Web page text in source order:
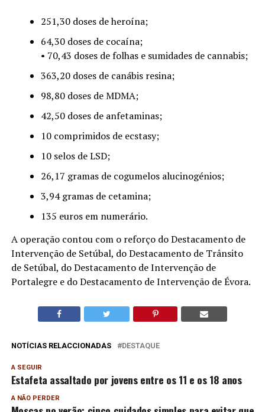
251,30 doses de heroína;
64,30 doses de cocaína;
• 70,43 doses de folhas e sumidades de cannabis;
363,20 doses de canábis resina;
98,80 doses de MDMA;
42,50 doses de anfetaminas;
10 comprimidos de ecstasy;
10 selos de LSD;
26,17 gramas de cogumelos alucinogénios;
3,94 gramas de cetamina;
135 euros em numerário.
A operação contou com o reforço do Destacamento de
Intervenção de Setúbal, do Destacamento de Trânsito
de Setúbal, do Destacamento de Intervenção de
Portalegre e do Destacamento de Intervenção de Évora.
NOTÍCIAS RELACCIONADAS DESTAQUE
A SEGUIR
Estafeta assaltado por jovens entre os 11 e os 18 anos
A NÃO PERDER